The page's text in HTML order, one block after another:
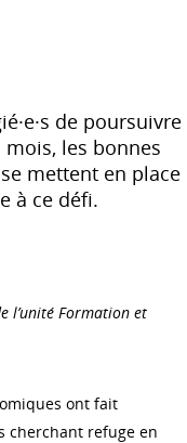
de poursuivre
les bonnes
mettent en place
à ce défi.
l’unité Formation et
ont fait
cherchant refuge en